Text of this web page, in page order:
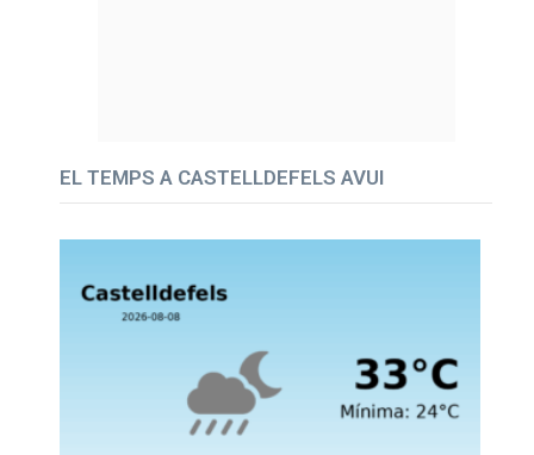
EL TEMPS A CASTELLDEFELS AVUI